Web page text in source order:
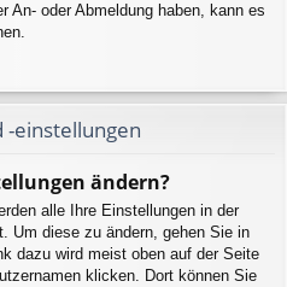
An- oder Abmeldung haben, kann es
einstellungen
ändern?
alle Ihre Einstellungen in der
Um diese zu ändern, gehen Sie in
dazu wird meist oben auf der Seite
klicken. Dort können Sie